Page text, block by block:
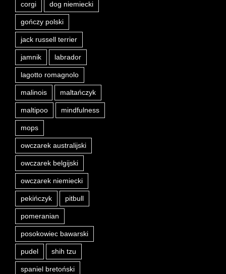
corgi dog niemiecki
gończy polski
jack russell terrier
jamnik labrador
lagotto romagnolo
malinois maltańczyk
maltipoo mindfulness
mops
owczarek australijski
owczarek belgijski
owczarek niemiecki
pekińczyk pitbull
pomeranian
posokowiec bawarski
pudel shih tzu
spaniel bretoński